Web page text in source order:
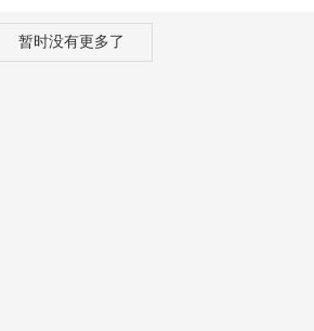
暂时没有更多了